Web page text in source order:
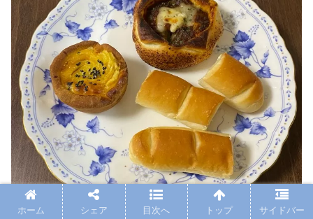
ホーム シェア 目次へ トップ サイドバー